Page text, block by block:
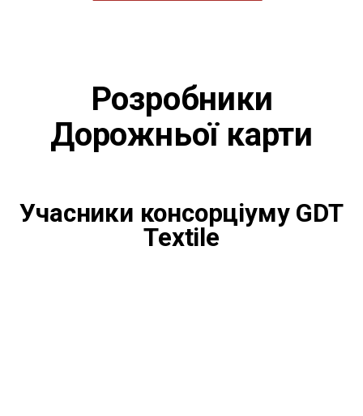
Розробники
Дорожньої карти
Учасники консорціуму GDT
Textile